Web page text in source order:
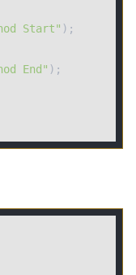
Start" );
End" );